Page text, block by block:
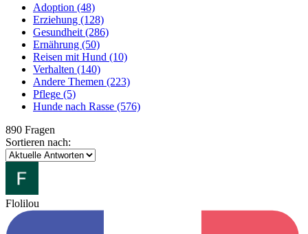
Adoption (48)
Erziehung (128)
Gesundheit (286)
Ernährung (50)
Reisen mit Hund (10)
Verhalten (140)
Andere Themen (223)
Pflege (5)
Hunde nach Rasse (576)
890 Fragen
Sortieren nach:
Flolilou